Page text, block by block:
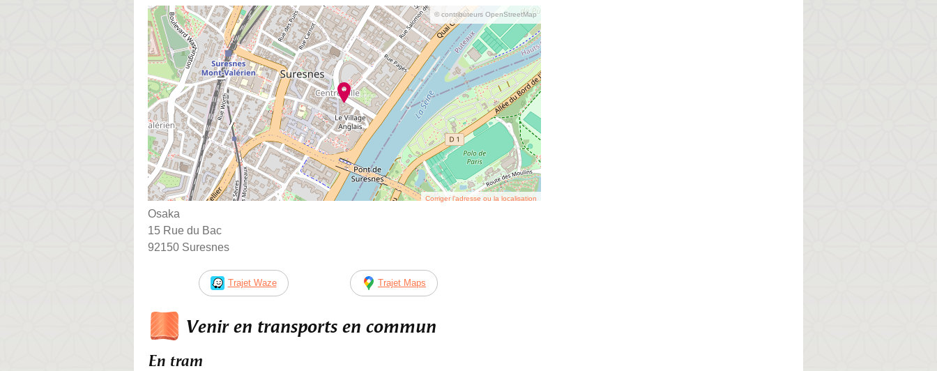
© contributeurs OpenStreetMap
Corriger l’adresse ou la localisation
Osaka
15 Rue du Bac
92150 Suresnes
Trajet Waze Trajet Maps
Venir en transports en commun
En tram